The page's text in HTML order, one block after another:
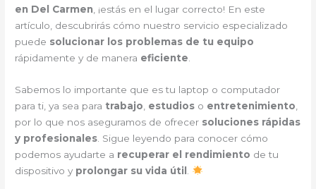
en Del Carmen, ¡estás en el lugar correcto! En este
artículo, descubrirás cómo nuestro servicio especializado
puede solucionar los problemas de tu equipo
rápidamente y de manera eficiente.
Sabemos lo importante que es tu laptop o computador
para ti, ya sea para trabajo estudios o entretenimiento
por lo que nos aseguramos de ofrecer soluciones rápidas
y profesionales . Sigue leyendo para conocer cómo
podemos ayudarte a recuperar el rendimiento de tu
dispositivo y prolongar su vida útil